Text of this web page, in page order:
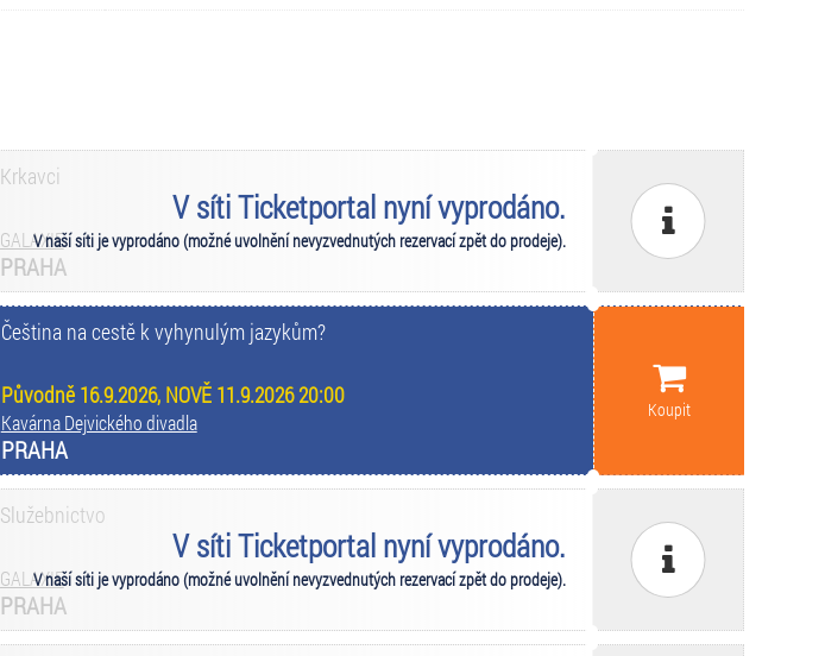
V síti Ticketportal nyní vyprodáno.
V naší síti je vyprodáno (možné uvolnění nevyzvednutých rezervací zpět do prodeje).
Krkavci
GALAXIE
PRAHA
Čeština na cestě k vyhynulým jazykům?
Původně 16.9.2026, NOVĚ 11.9.2026 20:00
Kavárna Dejvického divadla
PRAHA
Koupit
V síti Ticketportal nyní vyprodáno.
V naší síti je vyprodáno (možné uvolnění nevyzvednutých rezervací zpět do prodeje).
Služebnictvo
GALAXIE
PRAHA